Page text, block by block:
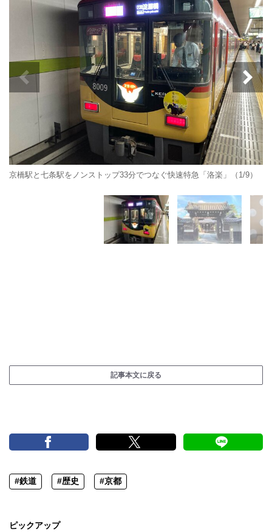
京橋駅と七条駅をノンストップ33分でつなぐ快速特急「洛楽」（1/9）
記事本文に戻る
#鉄道 #歴史 #京都
ピックアップ